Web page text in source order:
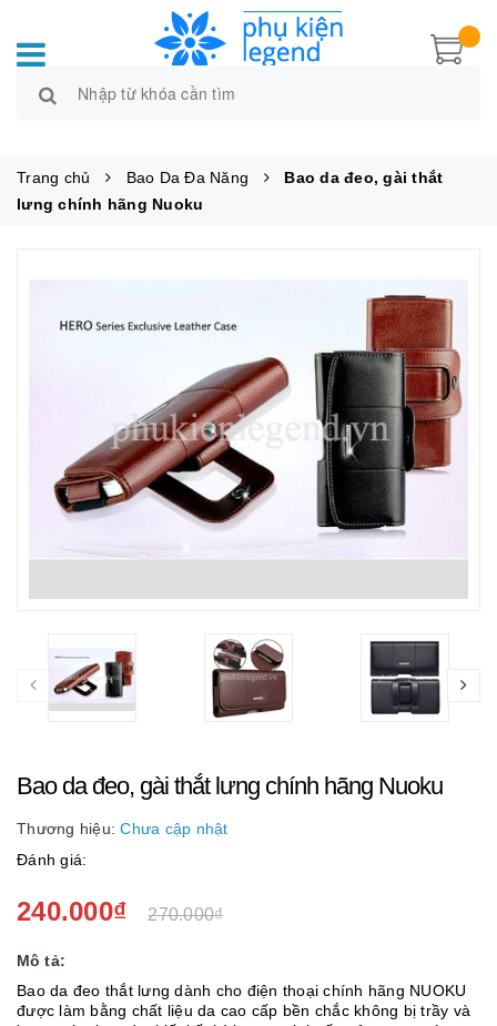
Trang chủ Bao Da Đa Năng
Bao da đeo, gài thắt
lưng chính hãng Nuoku
Bao da đeo, gài thắt lưng chính hãng Nuoku
Thương hiệu: Chưa cập nhật
Đánh giá:
240.000₫ 270.000₫
Mô tả:
Bao da đeo thắt lưng dành cho điện thoại chính hãng NUOKU
được làm bằng chất liệu da cao cấp bền chắc không bị trầy và